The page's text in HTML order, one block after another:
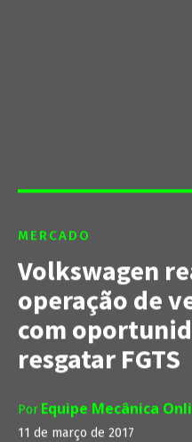
MERCADO
Volkswagen
operação de
com
resgatar FGTS
Por Equipe Mecânica
11 de março de 2017